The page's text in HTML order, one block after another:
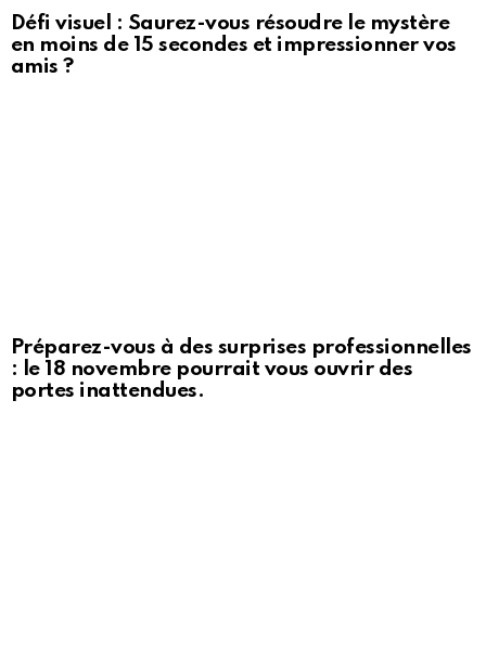
Défi visuel : Saurez-vous résoudre le mystère
en moins de 15 secondes et impressionner vos
amis ?
Préparez-vous à des surprises professionnelles
: le 18 novembre pourrait vous ouvrir des
portes inattendues.